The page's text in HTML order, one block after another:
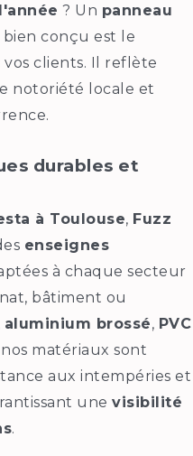
? Un panneau
bien conçu est le
clients. Il reflète
notoriété locale et
durables et
à Toulouse, Fuzz
enseignes
à chaque secteur
bâtiment ou
aluminium brossé, PVC
nos matériaux sont
aux intempéries et
une visibilité
.